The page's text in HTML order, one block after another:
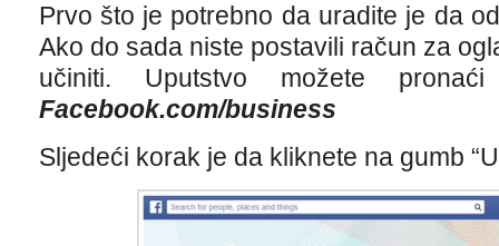
Prvo što je potrebno da uradite je da
Ako do sada niste postavili račun za
učiniti. Uputstvo možete
Facebook.com/business
Sljedeći korak je da kliknete na gumb